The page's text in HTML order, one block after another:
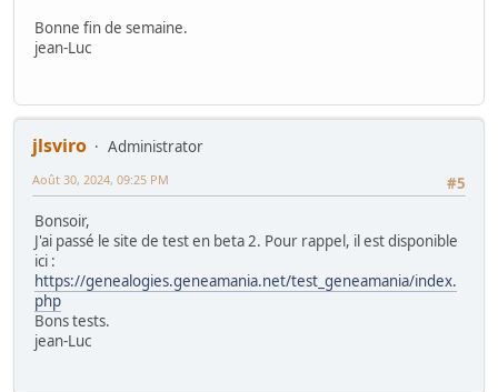
Bonne fin de semaine.
jean-Luc
jlsviro
Administrator
#5
Août 30, 2024, 09:25 PM
Bonsoir,
J'ai passé le site de test en beta 2. Pour rappel, il est disponible
ici :
https://genealogies.geneamania.net/test_geneamania/index.
php
Bons tests.
jean-Luc